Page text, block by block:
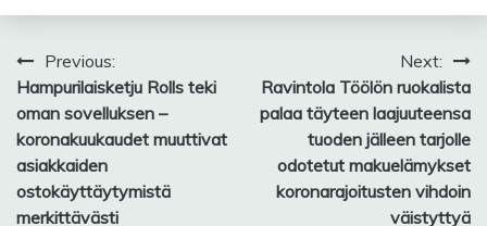
Post
navigation
Previous:
Hampurilaisketju Rolls teki
oman sovelluksen –
koronakuukaudet muuttivat
asiakkaiden
ostokäyttäytymistä
merkittävästi
Next:
Ravintola Töölön ruokalista
palaa täyteen laajuuteensa
tuoden jälleen tarjolle
odotetut makuelämykset
koronarajoitusten vihdoin
väistyttyä